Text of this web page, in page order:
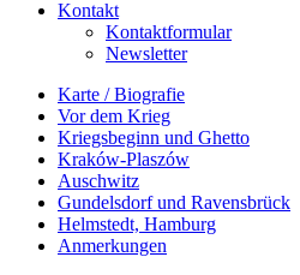
Kontakt
Kontaktformular
Newsletter
Karte / Biografie
Vor dem Krieg
Kriegsbeginn und Ghetto
Kraków-Plaszów
Auschwitz
Gundelsdorf und Ravensbrück
Helmstedt, Hamburg
Anmerkungen